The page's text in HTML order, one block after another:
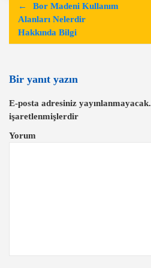
g
z
n
Bor Madeni Kullanım
Alanları Nelerdir
Hakkında Bilgi
Bir yanıt yazın
E-posta adresiniz yayınlanmayacak.
işaretlenmişlerdir
Yorum